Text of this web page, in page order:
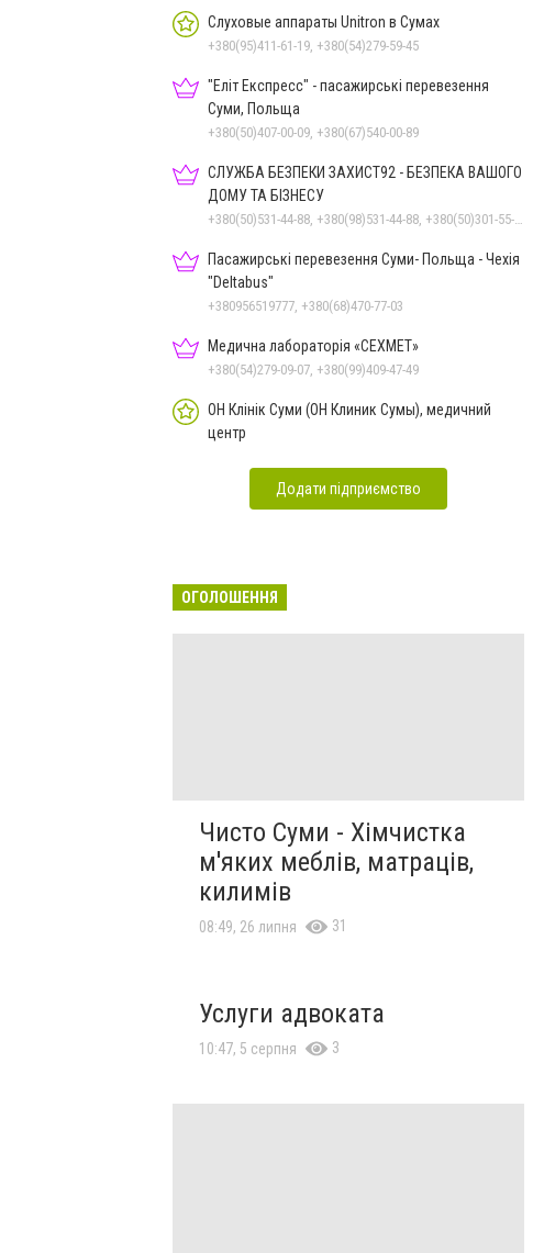
Слуховые аппараты Unitron в Сумах
+380(95)411-61-19, +380(54)279-59-45
"Еліт Експресс" - пасажирські перевезення
Суми, Польща
+380(50)407-00-09, +380(67)540-00-89
СЛУЖБА БЕЗПЕКИ ЗАХИСТ92 - БЕЗПЕКА ВАШОГО
ДОМУ ТА БІЗНЕСУ
Пасажирські перевезення Суми- Польща - Чехія
"Deltabus"
+380956519777, +380(68)470-77-03
Медична лабораторія «СЕХМЕТ»
+380(54)279-09-07, +380(99)409-47-49
ОН Клінік Суми (ОН Клиник Сумы), медичний
центр
Додати підприємство
ОГОЛОШЕННЯ
Чисто Суми - Хімчистка
м'яких меблів, матраців,
килимів
08:49, 26 липня 31
Услуги адвоката
10:47, 5 серпня 3